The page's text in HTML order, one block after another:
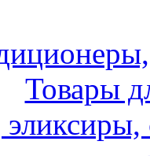
Товары